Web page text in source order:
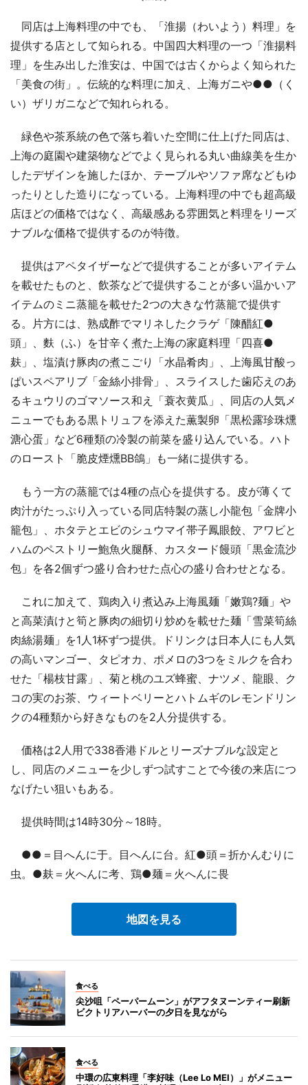
同店は上海料理の中でも、「淮揚（わいよう）料理」を
提供する店として知られる。中国四大料理の一つ「淮揚料
理」を生み出した淮安は、中国では古くからよく知られた
「美食の街」。伝統的な料理に加え、上海ガニや●●（く
い）ザリガニなどで知れられる。
緑色や茶系統の色で落ち着いた空間に仕上げた同店は、
上海の庭園や建築物などでよく見られる丸い曲線美を生か
したデザインを施したほか、テーブルやソファ席などもゆ
ったりとした造りになっている。上海料理の中でも超高級
店ほどの価格ではなく、高級感ある雰囲気と料理をリーズ
ナブルな価格で提供するのが特徴。
提供はアペタイザーなどで提供することが多いアイテム
を載せたものと、飲茶などで提供することが多い温かいア
イテムのミニ蒸籠を載せた2つの大きな竹蒸籠で提供す
る。片方には、熟成酢でマリネしたクラゲ「陳醋紅●
頭」、麩（ふ）を甘辛く煮た上海の家庭料理「四喜●
麸」、塩漬け豚肉の煮こごり「水晶肴肉」、上海風甘酸っ
ぱいスペアリブ「金絲小排骨」、スライスした歯応えのあ
るキュウリのゴマソース和え「蓑衣黄瓜」、同店の人気メ
ニューでもある黒トリュフを添えた薫製卵「黒松露珍珠燻
溏心蛋」など6種類の冷製の前菜を盛り込んでいる。ハト
のロースト「脆皮煙燻BB鴿」も一緒に提供する。
もう一方の蒸籠では4種の点心を提供する。皮が薄くて
肉汁がたっぷり入っている同店特製の蒸し小龍包「金牌小
籠包」、ホタテとエビのシュウマイ帯子鳳眼餃、アワビと
ハムのペストリー鮑魚火腿酥、カスタード饅頭「黒金流沙
包」を各2個ずつ盛り合わせた点心の盛り合わせとなる。
これに加えて、鶏肉入り煮込み上海風麺「嫩鶏?麺」や
と高菜漬けと筍と豚肉の細切り炒めを載せた麺「雪菜筍絲
肉絲湯麺」を1人1杯ずつ提供。ドリンクは日本人にも人気
の高いマンゴー、タピオカ、ポメロの3つをミルクを合わ
せた「楊枝甘露」、菊と桃のユズ蜂蜜、ナツメ、龍眼、ク
コの実のお茶、ウィートベリーとハトムギのレモンドリン
クの4種類から好きなものを2人分提供する。
価格は2人用で338香港ドルとリーズナブルな設定と
し、同店のメニューを少しずつ試すことで今後の来店につ
なげたい狙いもある。
提供時間は14時30分～18時。
●●＝目へんに于。目へんに台。紅●頭＝折かんむりに
虫。●麸＝火へんに考、鶏●麺＝火へんに畏
地図を見る
食べる
尖沙咀「ペーパームーン」がアフタヌーンティー刷新
ビクトリアハーバーの夕日を見ながら
食べる
中環の広東料理「李好味（Lee Lo MEI）」がメニュー